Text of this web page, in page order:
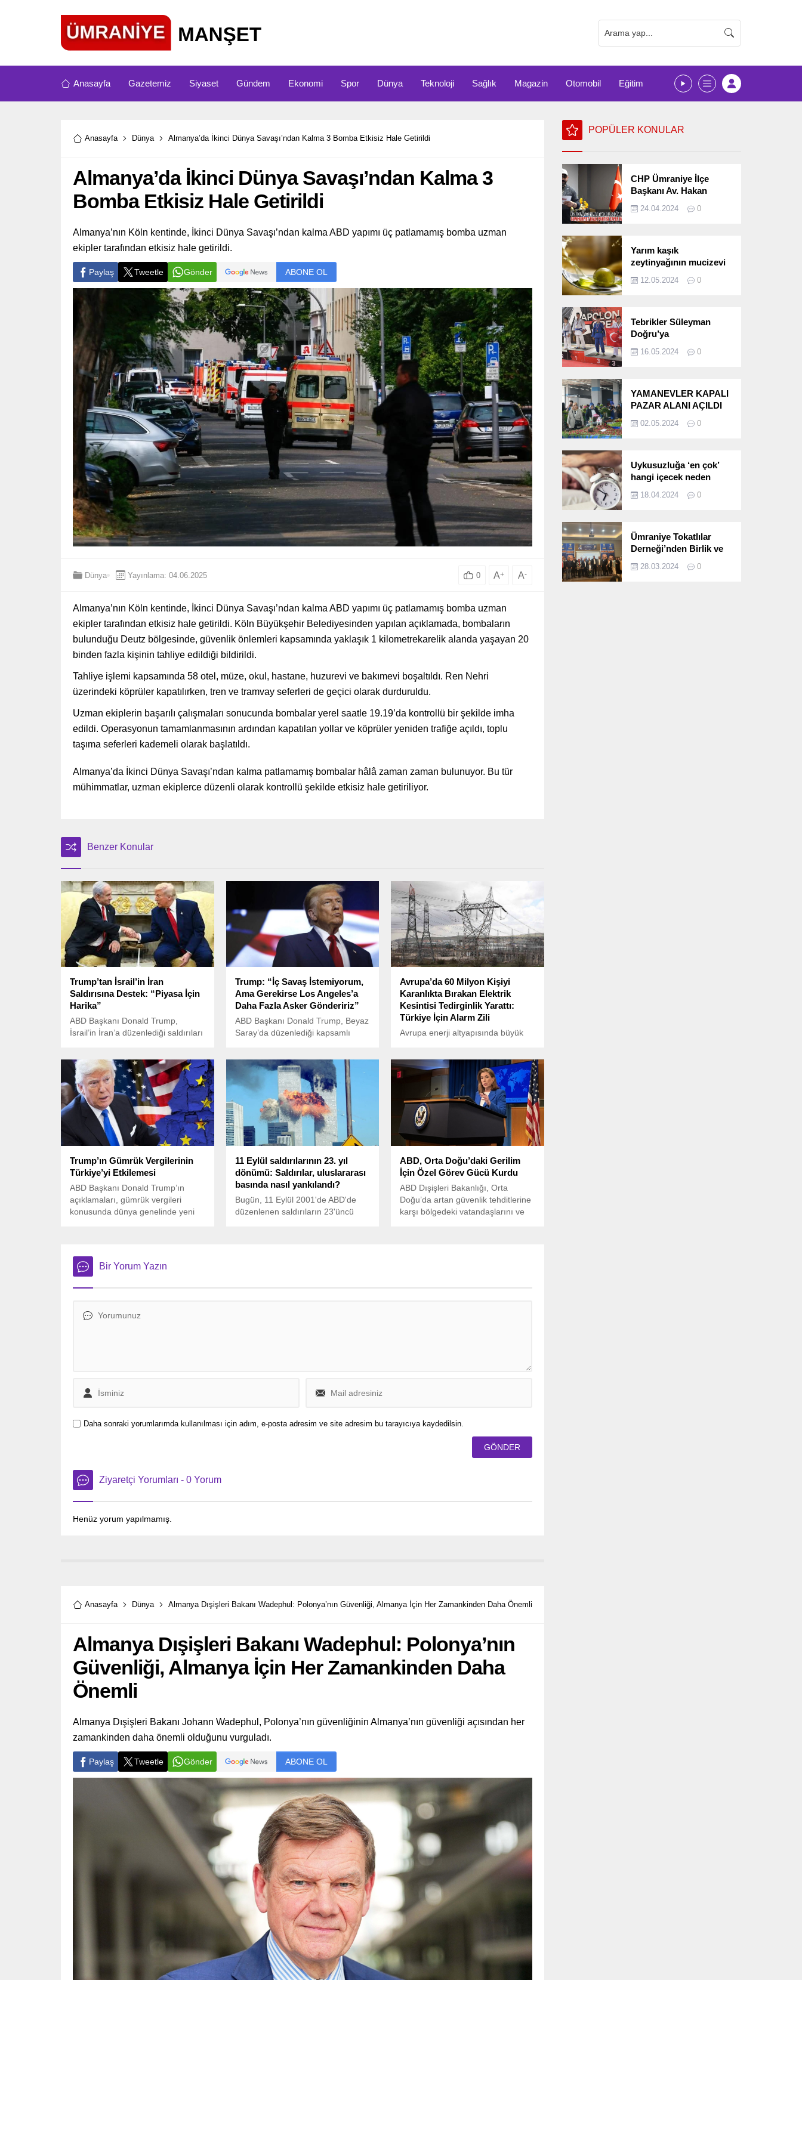
Anasayfa Gazetemiz Siyaset Gündem Ekonomi Spor Dünya Teknoloji Sağlık Magazin Otomobil Eğitim
Anasayfa Dünya Almanya’da İkinci Dünya Savaşı’ndan Kalma 3 Bomba Etkisiz Hale Getirildi
Almanya’da İkinci Dünya Savaşı’ndan Kalma 3
Bomba Etkisiz Hale Getirildi
Almanya’nın Köln kentinde, İkinci Dünya Savaşı’ndan kalma ABD yapımı üç patlamamış bomba uzman
ekipler tarafından etkisiz hale getirildi.
Paylaş Tweetle Gönder ABONE OL
Dünya Yayınlama: 04.06.2025 0 A+ A-
Almanya’nın Köln kentinde, İkinci Dünya Savaşı’ndan kalma ABD yapımı üç patlamamış bomba uzman
ekipler tarafından etkisiz hale getirildi. Köln Büyükşehir Belediyesinden yapılan açıklamada, bombaların
bulunduğu Deutz bölgesinde, güvenlik önlemleri kapsamında yaklaşık 1 kilometrekarelik alanda yaşayan 20
binden fazla kişinin tahliye edildiği bildirildi.
Tahliye işlemi kapsamında 58 otel, müze, okul, hastane, huzurevi ve bakımevi boşaltıldı. Ren Nehri
üzerindeki köprüler kapatılırken, tren ve tramvay seferleri de geçici olarak durduruldu.
Uzman ekiplerin başarılı çalışmaları sonucunda bombalar yerel saatle 19.19’da kontrollü bir şekilde imha
edildi. Operasyonun tamamlanmasının ardından kapatılan yollar ve köprüler yeniden trafiğe açıldı, toplu
taşıma seferleri kademeli olarak başlatıldı.
Almanya’da İkinci Dünya Savaşı’ndan kalma patlamamış bombalar hâlâ zaman zaman bulunuyor. Bu tür
mühimmatlar, uzman ekiplerce düzenli olarak kontrollü şekilde etkisiz hale getiriliyor.
Benzer Konular
Trump’tan İsrail’in İran
Saldırısına Destek: “Piyasa İçin
Harika”
ABD Başkanı Donald Trump,
İsrail’in İran’a düzenlediği saldırıları
piyasalara olumlu yansıyacağını
söyledi.
Trump: “İç Savaş İstemiyorum,
Ama Gerekirse Los Angeles’a
Daha Fazla Asker Göndeririz”
ABD Başkanı Donald Trump, Beyaz
Saray’da düzenlediği kapsamlı
açıklamalarda bulundu.
Avrupa’da 60 Milyon Kişiyi
Karanlıkta Bırakan Elektrik
Kesintisi Tedirginlik Yarattı:
Türkiye İçin Alarm Zili
Avrupa enerji altyapısında büyük
yaklaşık 60 milyon kişiyi etkileyen
elektrik kesintisi sonucu sanayi
üretimi durdu, metrolar işlemedi,
ulaşım sistemleri aksadı ve şehirler
karanlığa gömüldü.
Trump’ın Gümrük Vergilerinin
Türkiye’yi Etkilemesi
ABD Başkanı Donald Trump’ın
açıklamaları, gümrük vergileri
konusunda dünya genelinde yeni
11 Eylül saldırılarının 23. yıl
dönümü: Saldırılar, uluslararası
basında nasıl yankılandı?
Bugün, 11 Eylül 2001'de ABD'de
düzenlenen saldırıların 23'üncü
ABD, Orta Doğu’daki Gerilim
İçin Özel Görev Gücü Kurdu
ABD Dışişleri Bakanlığı, Orta
Doğu’da artan güvenlik tehditlerine
karşı bölgedeki vatandaşlarını ve
Bir Yorum Yazın
Daha sonraki yorumlarımda kullanılması için adım, e-posta adresim ve site adresim bu tarayıcıya kaydedilsin.
Ziyaretçi Yorumları - 0 Yorum
Henüz yorum yapılmamış.
Anasayfa Dünya Almanya Dışişleri Bakanı Wadephul: Polonya’nın Güvenliği, Almanya İçin Her Zamankinden Daha Önemli
Almanya Dışişleri Bakanı Wadephul: Polonya’nın
Güvenliği, Almanya İçin Her Zamankinden Daha
Önemli
Almanya Dışişleri Bakanı Johann Wadephul, Polonya’nın güvenliğinin Almanya’nın güvenliği açısından her
zamankinden daha önemli olduğunu vurguladı.
Paylaş Tweetle Gönder ABONE OL
POPÜLER KONULAR
CHP Ümraniye İlçe
Başkanı Av. Hakan
Seçimlerini
24.04.2024 0
Yarım kaşık
zeytinyağının mucizevi
12.05.2024 0
Tebrikler Süleyman
Doğru’ya
16.05.2024 0
YAMANEVLER KAPALI
PAZAR ALANI AÇILDI
02.05.2024 0
Uykusuzluğa ‘en çok’
hangi içecek neden
18.04.2024 0
Ümraniye Tokatlılar
Derneği’nden Birlik ve
Programı
28.03.2024 0